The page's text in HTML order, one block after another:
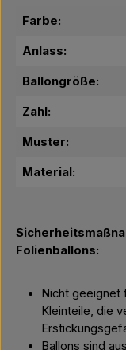
Farbe:
Anlass:
Ballongröße:
Zahl:
Muster:
Material:
Folienballons:
Nicht geeignet
Kleinteile, die
Ballons sind